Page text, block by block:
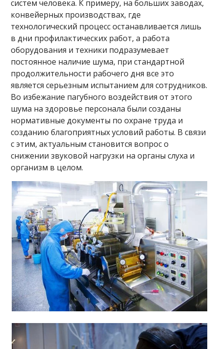
систем человека. К примеру, на больших заводах,
конвейерных производствах, где
технологический процесс останавливается лишь
в дни профилактических работ, а работа
оборудования и техники подразумевает
постоянное наличие шума, при стандартной
продолжительности рабочего дня все это
является серьезным испытанием для сотрудников.
Во избежание пагубного воздействия от этого
шума на здоровье персонала были созданы
нормативные документы по охране труда и
созданию благоприятных условий работы. В связи
с этим, актуальным становится вопрос о
снижении звуковой нагрузки на органы слуха и
организм в целом.